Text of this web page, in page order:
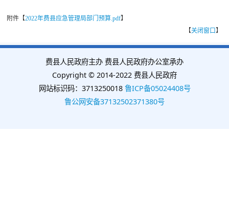
附件【2022年费县应急管理局部门预算.pdf】
【关闭窗口】
费县人民政府主办 费县人民政府办公室承办
Copyright © 2014-2022 费县人民政府
网站标识码：3713250018 鲁ICP备05024408号
鲁公网安备37132502371380号